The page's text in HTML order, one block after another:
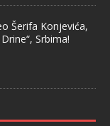
Šerifa Konjevića,
Srbima!